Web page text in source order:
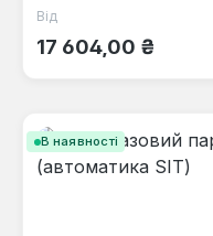
Звичайна ціна:
Від
17 604,00 ₴
В наявності